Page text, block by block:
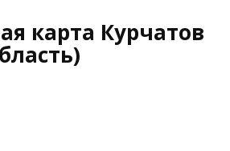
карта Куpчатов